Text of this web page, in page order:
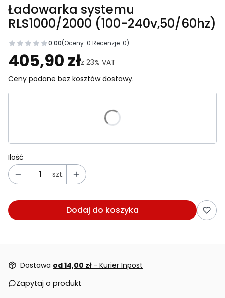
Ładowarka systemu
RLS1000/2000 (100-240v,50/60hz)
0.00(Oceny: 0 Recenzje: 0)
Przejdź do sekcji Opinie
405,90 złz 23% VAT
Ceny podane bez kosztów dostawy.
Poszczególne warianty mogą różnić się ceną
Ilość
szt.
Dodaj do koszyka
Dostawa od 14,00 zł - Kurier Inpost
Zapytaj o produkt